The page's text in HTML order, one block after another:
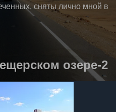
сняты лично мной в
озере-2